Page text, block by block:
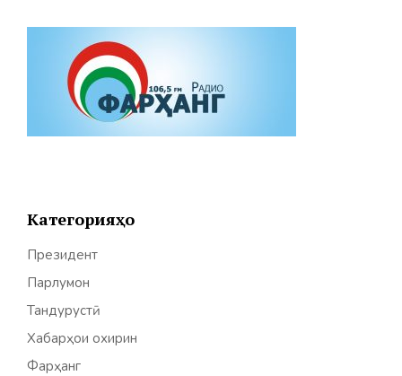
Категорияҳо
Президент
Парлумон
Тандурустӣ
Хабарҳои охирин
Фарҳанг